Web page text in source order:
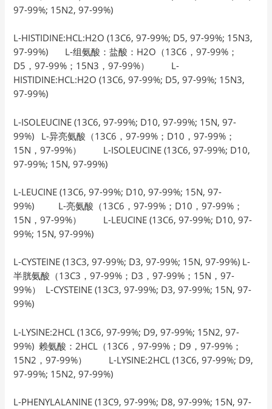
97-99%; 15N2, 97-99%)
L-HISTIDINE:HCL:H2O (13C6, 97-99%; D5, 97-99%; 15N3,
97-99%) L-组氨酸：盐酸：H2O（13C6，97-99%；
D5，97-99%；15N3，97-99%） L-
HISTIDINE:HCL:H2O (13C6, 97-99%; D5, 97-99%; 15N3,
97-99%)
L-ISOLEUCINE (13C6, 97-99%; D10, 97-99%; 15N, 97-
99%) L-异亮氨酸（13C6，97-99%；D10，97-99%；
15N，97-99%） L-ISOLEUCINE (13C6, 97-99%; D10,
97-99%; 15N, 97-99%)
L-LEUCINE (13C6, 97-99%; D10, 97-99%; 15N, 97-
99%) L-亮氨酸（13C6，97-99%；D10，97-99%；
15N，97-99%） L-LEUCINE (13C6, 97-99%; D10, 97-
99%; 15N, 97-99%)
L-CYSTEINE (13C3, 97-99%; D3, 97-99%; 15N, 97-99%) L-
半胱氨酸（13C3，97-99%；D3，97-99%；15N，97-
99%） L-CYSTEINE (13C3, 97-99%; D3, 97-99%; 15N, 97-
99%)
L-LYSINE:2HCL (13C6, 97-99%; D9, 97-99%; 15N2, 97-
99%) 赖氨酸：2HCL（13C6，97-99%；D9，97-99%；
15N2，97-99%） L-LYSINE:2HCL (13C6, 97-99%; D9,
97-99%; 15N2, 97-99%)
L-PHENYLALANINE (13C9, 97-99%; D8, 97-99%; 15N, 97-